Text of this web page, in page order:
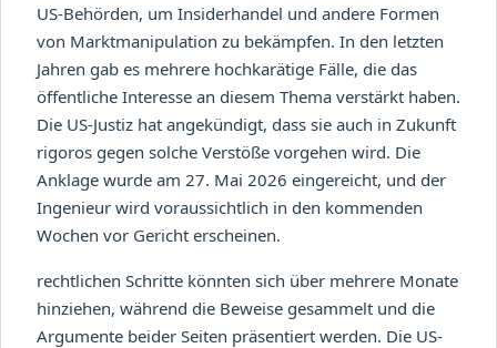
US-Behörden, um Insiderhandel und andere Formen
von Marktmanipulation zu bekämpfen. In den letzten
Jahren gab es mehrere hochkarätige Fälle, die das
öffentliche Interesse an diesem Thema verstärkt haben.
Die US-Justiz hat angekündigt, dass sie auch in Zukunft
rigoros gegen solche Verstöße vorgehen wird. Die
Anklage wurde am 27. Mai 2026 eingereicht, und der
Ingenieur wird voraussichtlich in den kommenden
Wochen vor Gericht erscheinen.
rechtlichen Schritte könnten sich über mehrere Monate
hinziehen, während die Beweise gesammelt und die
Argumente beider Seiten präsentiert werden. Die US-